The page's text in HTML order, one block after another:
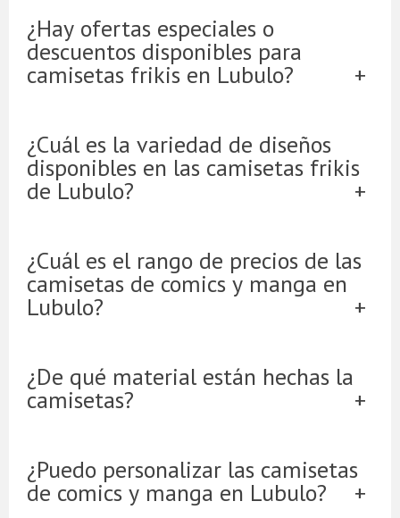
¿Hay ofertas especiales o
descuentos disponibles para
camisetas frikis en Lubulo?
¿Cuál es la variedad de diseños
disponibles en las camisetas frikis
de Lubulo?
¿Cuál es el rango de precios de las
camisetas de comics y manga en
Lubulo?
¿De qué material están hechas la
camisetas?
¿Puedo personalizar las camisetas
de comics y manga en Lubulo?